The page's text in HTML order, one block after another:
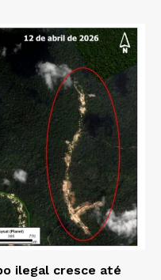
ilegal cresce até